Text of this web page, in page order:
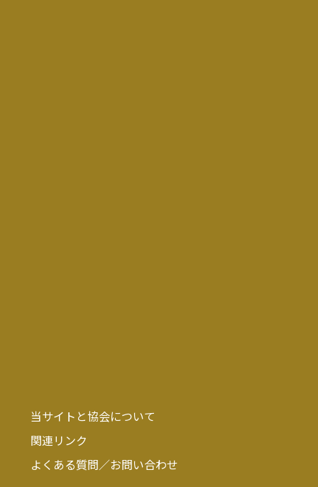
当サイトと協会について
関連リンク
よくある質問／お問い合わせ